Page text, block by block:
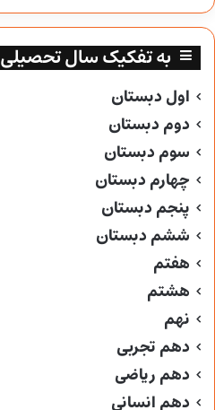
به تفکیک سال تحصیلی
اول دبستان
دوم دبستان
سوم دبستان
چهارم دبستان
پنجم دبستان
ششم دبستان
هفتم
هشتم
نهم
دهم تجربی
دهم ریاضی
دهم انسانی